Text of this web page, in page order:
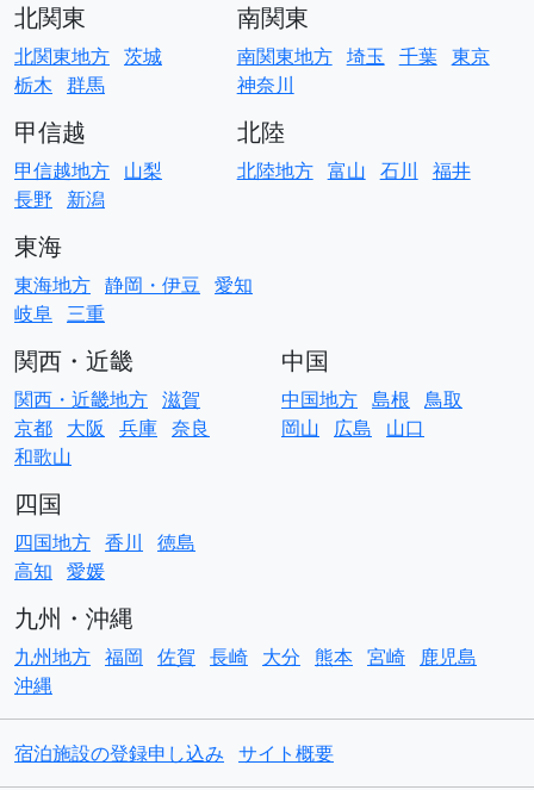
北関東
北関東地方 茨城
栃木 群馬
南関東
南関東地方 埼玉 千葉 東京
神奈川
甲信越
甲信越地方 山梨
長野
新潟
北陸
北陸地方 富山 石川 福井
東海
東海地方 静岡・伊豆 愛知
岐阜 三重
関西・近畿
関西・近畿地方 滋賀
京都 大阪 兵庫 奈良
和歌山
中国
中国地方 島根 鳥取
岡山
広島 山口
四国
四国地方 香川
徳島
高知 愛媛
九州・沖縄
九州地方 福岡 佐賀 長崎 大分 熊本 宮崎
鹿児島
沖縄
宿泊施設の登録申し込み サイト概要